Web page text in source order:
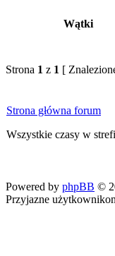
Wątki
Strona 1 z 1 [
Strona główna forum
Wszystkie czasy w
Powered by phpBB ©
Przyjazne